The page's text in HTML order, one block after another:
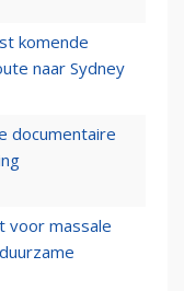
komende
naar Sydney
documentaire
voor massale